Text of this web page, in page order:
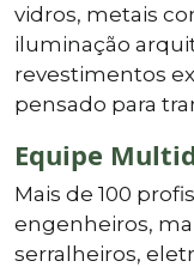
vidros, metais
iluminação
revestimentos
pensado para
Equipe
Mais de 100
engenheiros,
serralheiros,